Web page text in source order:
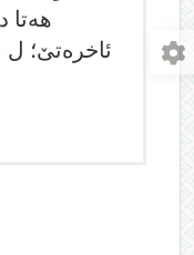
هه‌تا
ئاخره‌تێ؛ ل